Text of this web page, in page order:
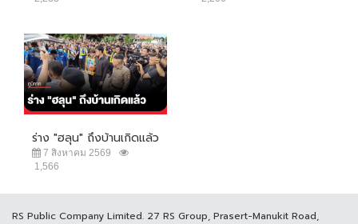
ร่าง "ฮลุน" ถึงบ้านเกิดแล้ว
7 สิงหาคม 2569
1,566
RS Public Company Limited. 27 RS Group, Prasert-Manukit Road,